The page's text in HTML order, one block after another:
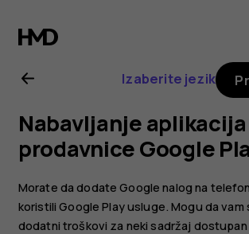
Nokia
G20
uputstvo
za
korisnike
Izaberite jezik
Nabavljanje
prodavnice Google
Morate da dodate Google nalog na
koristili Google Play usluge. Mogu da vam
dodatni troškovi za neki sadržaj dostupan